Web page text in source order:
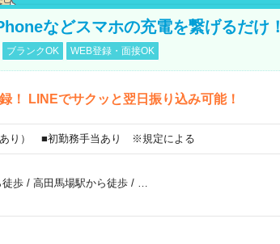
などスマホの充電を繋げるだけ！
ブランクOK WEB登録・面接OK
！ LINEでサクッと翌日振り込み可能！
り） ■初勤務手当あり ※規定による
徒歩/ 高田馬場駅から徒歩/